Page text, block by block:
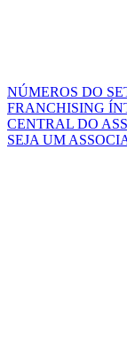
NÚMEROS DO
FRANCHISING
CENTRAL DO
SEJA UM